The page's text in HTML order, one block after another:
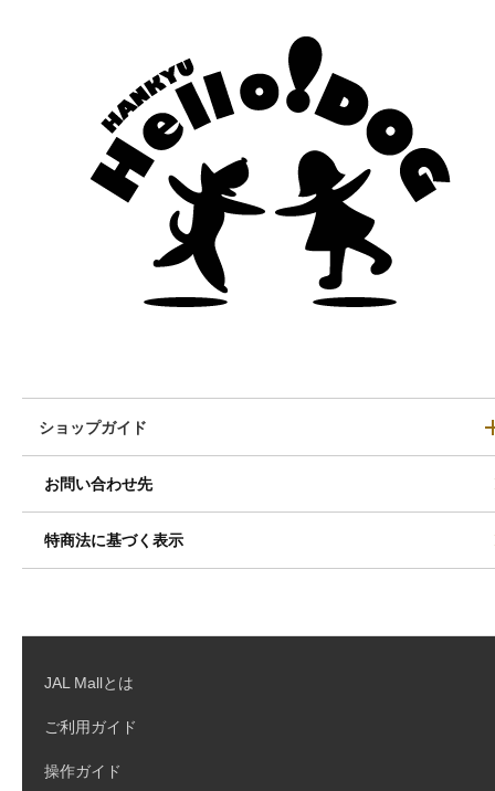
ショップガイド
お問い合わせ先
特商法に基づく表示
JAL Mallとは
ご利用ガイド
操作ガイド